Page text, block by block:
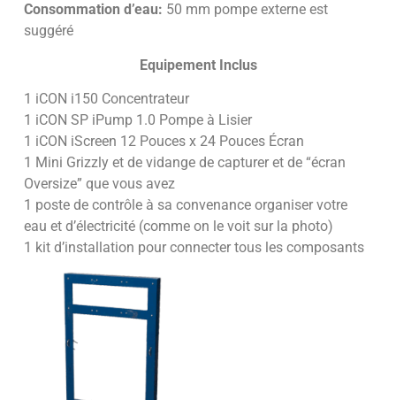
Consommation d’eau: 50 mm pompe externe est
suggéré
Equipement Inclus
1 iCON i150 Concentrateur
1 iCON SP iPump 1.0 Pompe à Lisier
1 iCON iScreen 12 Pouces x 24 Pouces Écran
1 Mini Grizzly et de vidange de capturer et de “écran
Oversize” que vous avez
1 poste de contrôle à sa convenance organiser votre
eau et d’électricité (comme on le voit sur la photo)
1 kit d’installation pour connecter tous les composants